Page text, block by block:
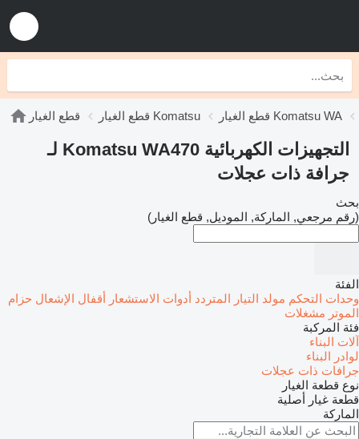
قطع الغيار قطع الغيار Komatsu قطع الغيار Komatsu WA
التجهيزات الكهربائية Komatsu WA470 لـ
جرافة ذات عجلات
بحث
(رقم مرجعي, الماركة, الموديل, قطع الغيار)
الفئة
وحدات التحكم مولد التيار المتردد أدوات الاستشعار أقفال الإشعال حزام
الموتر مشغلات
فئة المركبة
آلات البناء
لوادر البناء
جرافات ذات عجلات
نوع قطعة الغيار
قطعة غيار أصلية
الماركة